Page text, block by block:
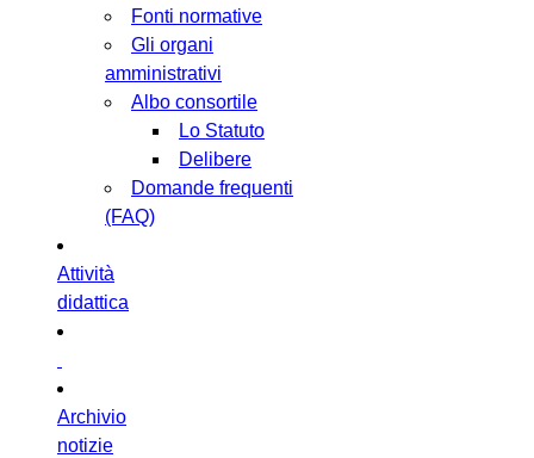
Fonti normative
Gli organi
amministrativi
Albo consortile
Lo Statuto
Delibere
Domande frequenti
(FAQ)
Attività
didattica
Archivio
notizie